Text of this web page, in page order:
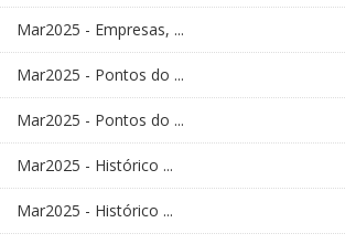
Mar2025 - Empresas, ...
Mar2025 - Pontos do ...
Mar2025 - Pontos do ...
Mar2025 - Histórico ...
Mar2025 - Histórico ...